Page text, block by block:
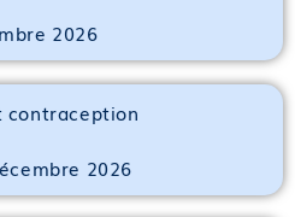
2026
contraception
2026